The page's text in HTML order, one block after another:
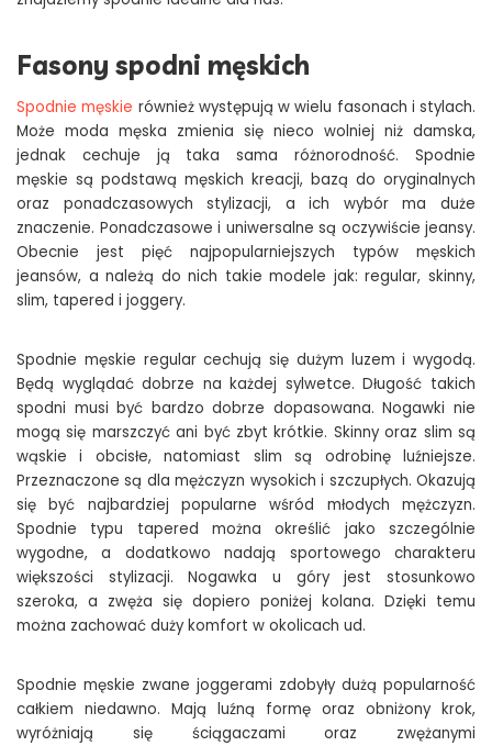
Fasony spodni męskich
Spodnie męskie również występują w wielu fasonach i stylach.
Może moda męska zmienia się nieco wolniej niż damska,
jednak cechuje ją taka sama różnorodność. Spodnie
męskie są podstawą męskich kreacji, bazą do oryginalnych
oraz ponadczasowych stylizacji, a ich wybór ma duże
znaczenie. Ponadczasowe i uniwersalne są oczywiście jeansy.
Obecnie jest pięć najpopularniejszych typów męskich
jeansów, a należą do nich takie modele jak: regular, skinny,
slim, tapered i joggery.
Spodnie męskie regular cechują się dużym luzem i wygodą.
Będą wyglądać dobrze na każdej sylwetce. Długość takich
spodni musi być bardzo dobrze dopasowana. Nogawki nie
mogą się marszczyć ani być zbyt krótkie. Skinny oraz slim są
wąskie i obcisłe, natomiast slim są odrobinę luźniejsze.
Przeznaczone są dla mężczyzn wysokich i szczupłych. Okazują
się być najbardziej popularne wśród młodych mężczyzn.
Spodnie typu tapered można określić jako szczególnie
wygodne, a dodatkowo nadają sportowego charakteru
większości stylizacji. Nogawka u góry jest stosunkowo
szeroka, a zwęża się dopiero poniżej kolana. Dzięki temu
można zachować duży komfort w okolicach ud.
Spodnie męskie zwane joggerami zdobyły dużą popularność
całkiem niedawno. Mają luźną formę oraz obniżony krok,
wyróżniają się ściągaczami oraz zwężanymi